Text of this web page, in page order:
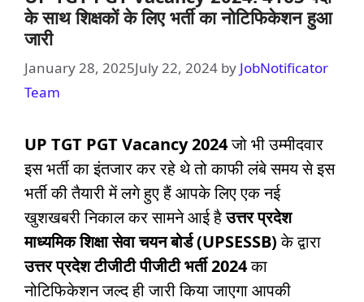
के साथ शिक्षकों के लिए भर्ती का नोटिफिकेशन हुआ
जारी
January 28, 2025July 22, 2024 by JobNotificator
Team
UP TGT PGT Vacancy 2024जो भी उम्मीदवार
इस भर्ती का इंतजार कर रहे थे तो काफी लंबे समय से इस
भर्ती की तैयारी में लगे हुए हैं आपके लिए एक नई
खुशखबरी निकाल कर सामने आई हैउत्तर प्रदेश
माध्यमिक शिक्षा सेवा चयन बोर्ड (UPSESSB)के द्वारा
उत्तर प्रदेश टीजीटी पीजीटी भर्ती 2024का
नोटिफिकेशन जल्द ही जारी किया जाएगा आपकी